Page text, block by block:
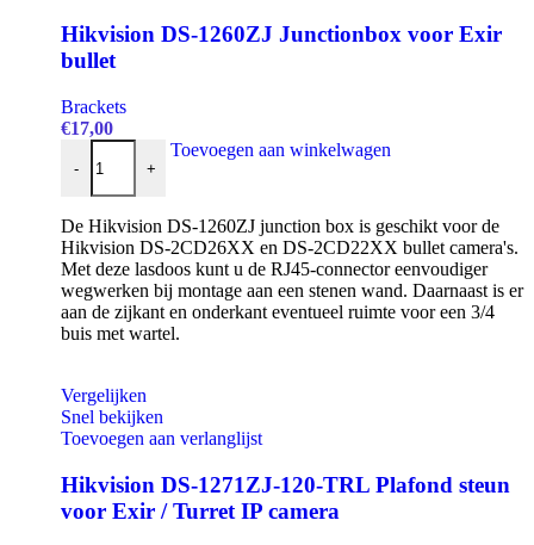
Hikvision DS-1260ZJ Junctionbox voor Exir
bullet
Brackets
€17,00
-
Hikvision DS-1260ZJ Junctionbox voor Exir bullet aantal
+
Toevoegen aan winkelwagen
De Hikvision DS-1260ZJ junction box is geschikt voor de
Hikvision DS-2CD26XX en DS-2CD22XX bullet camera's.
Met deze lasdoos kunt u de RJ45-connector eenvoudiger
wegwerken bij montage aan een stenen wand. Daarnaast is er
aan de zijkant en onderkant eventueel ruimte voor een 3/4
buis met wartel.
Vergelijken
Snel bekijken
Toevoegen aan verlanglijst
Hikvision DS-1271ZJ-120-TRL Plafond steun
voor Exir / Turret IP camera